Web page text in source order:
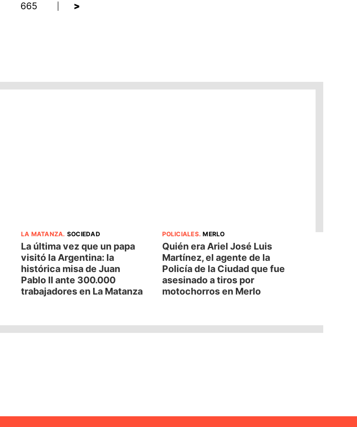
665 >
LA MATANZA. SOCIEDAD
La última vez que un papa
visitó la Argentina: la
histórica misa de Juan
Pablo II ante 300.000
trabajadores en La Matanza
POLICIALES.MERLO
Quién era Ariel José Luis
Martínez, el agente de la
Policía de la Ciudad que fue
asesinado a tiros por
motochorros en Merlo